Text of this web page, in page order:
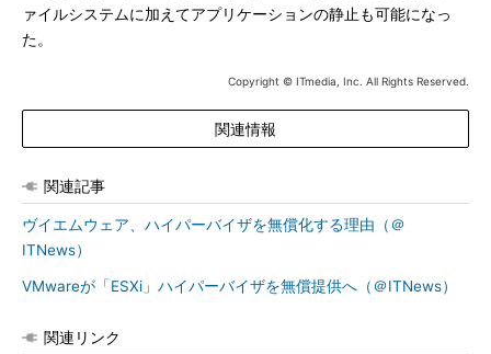
ァイルシステムに加えてアプリケーションの静止も可能になっ
た。
Copyright © ITmedia, Inc. All Rights Reserved.
関連情報
関連記事
ヴイエムウェア、ハイパーバイザを無償化する理由（＠
ITNews）
VMwareが「ESXi」ハイパーバイザを無償提供へ（＠ITNews）
関連リンク